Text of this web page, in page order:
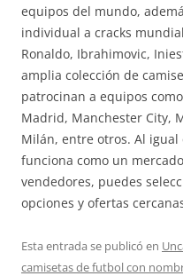
equipos del mundo,
individual a cracks
Ronaldo, Ibrahimovic,
amplia colección de
patrocinan a equipos
Madrid, Manchester City,
Milán, entre otros. Al igual
funciona como un
vendedores, puedes
opciones y ofertas
Esta entrada se publicó en
camisetas de futbol con